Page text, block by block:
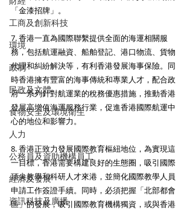
工商及創新科技
環境
政制
民政及文體
食物安全及環境衛生
人力
公務員及資助機構員工
經濟及發展
資訊科技及廣播
「金漆招牌」。
7. 香港一直為國際聯繫提供全面的海運相關服
務，包括航運融資、船舶登記、港口物流、貨物
代理和糾紛解決等，有利香港發展海事保險。同
時香港擁有豐富的海事傳統和專業人才，配合政
府一系列針對航運業的稅務優惠措施，推動香港
發展高增值海運服務行業，促進香港國際航運中
心的地位和影響力。
8. 香港正致力發展國際教育樞紐地位，為實現這
一目標，香港需要構建良好的生態圈，吸引國際
頂尖教學和科研人才來港，並簡化國際教學人員
申請工作簽證手續。同時，必須把握「北部都會
區」的發展，吸引國際教育機構獨資，或與香港